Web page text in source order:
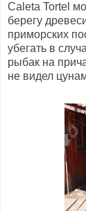
Caleta Tortel
берегу
приморских
убегать в
рыбак на
не видел